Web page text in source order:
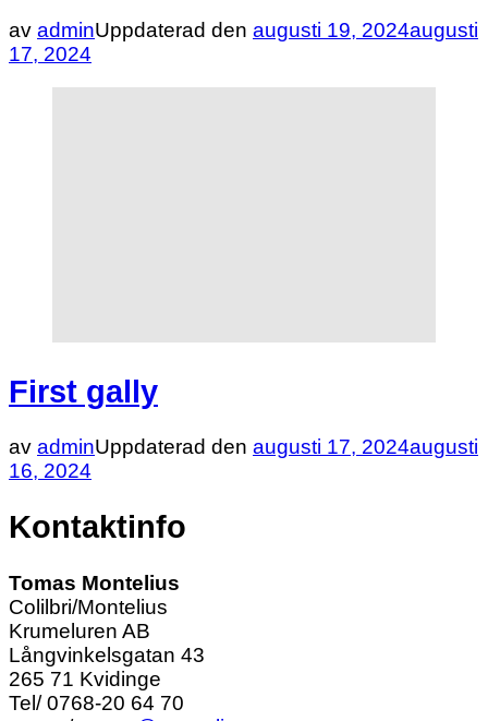
av adminUppdaterad den augusti 19, 2024augusti
17, 2024
First gally
av adminUppdaterad den augusti 17, 2024augusti
16, 2024
Kontaktinfo
Tomas Montelius
Colilbri/Montelius
Krumeluren AB
Långvinkelsgatan 43
265 71 Kvidinge
Tel/ 0768-20 64 70